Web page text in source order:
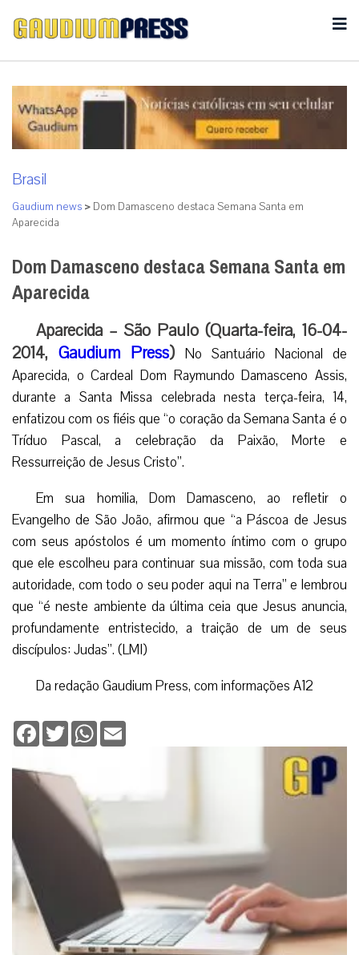
Brasil
Gaudium news > Dom Damasceno destaca Semana Santa em
Aparecida
Dom Damasceno destaca Semana Santa em
Aparecida
Aparecida – São Paulo (Quarta-feira, 16-04-
2014,Gaudium Press) No Santuário Nacional de
Aparecida, o Cardeal Dom Raymundo Damasceno Assis,
durante a Santa Missa celebrada nesta terça-feira, 14,
enfatizou com os fiéis que “o coração da Semana Santa é o
Tríduo Pascal, a celebração da Paixão, Morte e
Ressurreição de Jesus Cristo”.
Em sua homilia, Dom Damasceno, ao refletir o
Evangelho de São João, afirmou que “a Páscoa de Jesus
com seus apóstolos é um momento íntimo com o grupo
que ele escolheu para continuar sua missão, com toda sua
autoridade, com todo o seu poder aqui na Terra” e lembrou
que “é neste ambiente da última ceia que Jesus anuncia,
profundamente entristecido, a traição de um de seus
discípulos: Judas”. (LMI)
Da redação Gaudium Press, com informações A12
Facebook
TwitterWhatsApp